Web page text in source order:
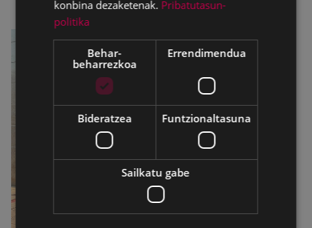
konbina dezaketenak. Pribatutasun-
politika
Behar-
beharrezkoa
Errendimendua
Bideratzea Funtzionaltasuna
Sailkatu gabe